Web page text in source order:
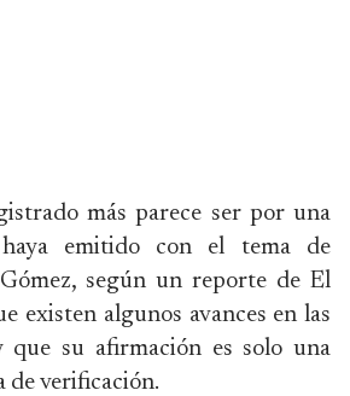
más parece ser por una
emitido con el tema de
según un reporte de El
existen algunos avances en las
que su afirmación es solo una
de verificación.